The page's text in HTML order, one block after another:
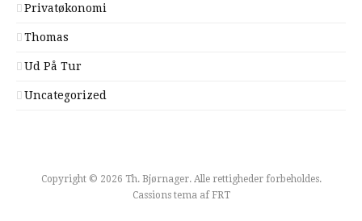
Privatøkonomi
Thomas
Ud På Tur
Uncategorized
Copyright © 2026 Th. Bjørnager. Alle rettigheder forbeholdes.
Cassions tema afFRT